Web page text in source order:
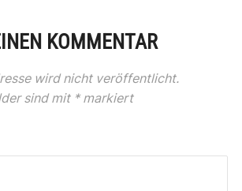
KOMMENTAR
wird nicht veröffentlicht.
sind mit *markiert